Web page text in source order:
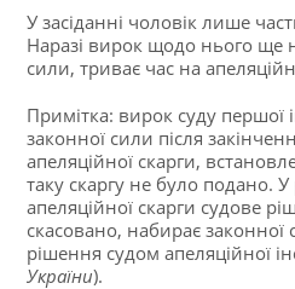
У засіданні чоловік лише
Наразі вирок щодо нього ще
сили, триває час на
Примітка: вирок суду першої
законної сили після
апеляційної скарги,
таку скаргу не було подано. У
апеляційної скарги судове
скасовано, набирає законної
рішення судом апеляційної
України).